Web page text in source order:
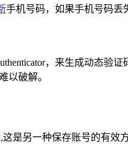
手机号码，如果手机号码丢
，来生成动态验
以破解。
是另一种保存账号的有效方